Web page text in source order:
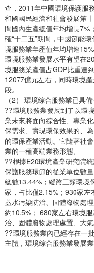
查，2011年中國環境保護服
和國國民經濟和社會發展第
間國內生產總值年均增長7%
確“十二五”期間，中國節能
境服務業年產值年均增速
環境服務業發展水平有望在
境服務業產值占GDP比重達
12077億元左右，同時環境
段。
（2） 環境綜合服務業已具
??環境服務業發展到了以環
業未來將面向綜合性、專業
保需求、實現環保效果的、
的環保產業活動。它隨著社
業的一種高端業務形態。
??根據E20環境產業研究院
保護服務環節的從業單位數
總數13.44%；縱跨三類環境
家，占比僅2.15%；930家左
蓋水污染防治、固體廢物處
約10.5%； 680家左右環境
治、固體廢物處理處置、大
??環境服務業內已經存在一
主體，環境綜合服務業發展